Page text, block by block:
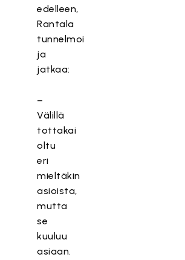
edelleen,
Rantala
tunnelmoi
ja
jatkaa:
–
Välillä
tottakai
oltu
eri
mieltäkin
asioista,
mutta
se
kuuluu
asiaan.